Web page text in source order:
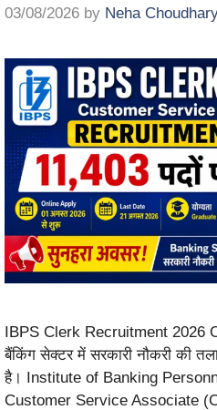
03/08/2026 by Neha
IBPS Clerk Recruitment 2026
बैंकिंग सेक्टर में सरकारी नौकरी की
है। Institute of Banking
Customer Service Associate